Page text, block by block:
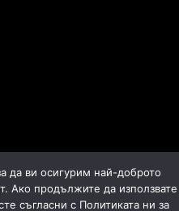
да ви осигурим най-доброто
Ако продължите да използвате
съгласни с Политиката ни за